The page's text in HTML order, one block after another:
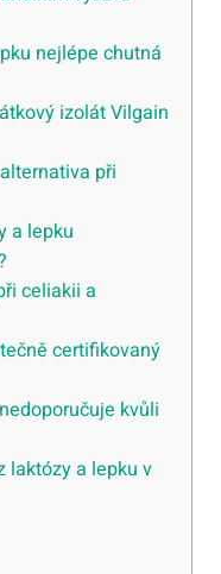
nejlépe chutná
izolát Vilgain
při
a lepku
celiakii a
certifikovaný
kvůli
laktózy a lepku v